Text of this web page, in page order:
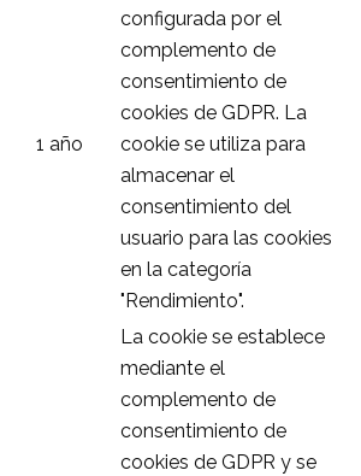
1 año
configurada por el
complemento de
consentimiento de
cookies de GDPR. La
cookie se utiliza para
almacenar el
consentimiento del
usuario para las cookies
en la categoría
"Rendimiento".
La cookie se establece
mediante el
complemento de
consentimiento de
cookies de GDPR y se